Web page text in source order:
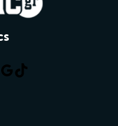
Google
TikTok